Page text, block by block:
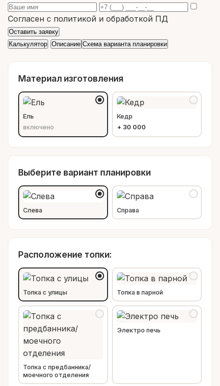
Согласен с политикой и обработкой ПД
Оставить заявку
Калькулятор Описание Схема варианта планировки
Материал изготовления
Ель
включено
Кедр
+ 30 000
Выберите вариант планировки
Слева Справа
Расположение топки:
Топка с улицы Топка в парной
Топка с предбанника/
моечного отделения
Электро печь